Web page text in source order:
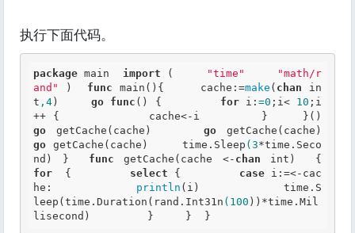
执行下面代码。
package main import ( "time"
"math/r
and"
) func main(){     cache:=make ( chan
in
t ,4 ) go func () { for i: =0 ;i< 10 ;i
go getCache(cache) go
go getCache(cache)     time.Sleep (3*time.Seco
nd) } func getCache(cache <- chan int
for
  {
select { case i:=<-cac
he: println (i)             time.S
leep(time.Duration(rand.Int31n (100 ))*time.Mil
lisecond)         }     }  }